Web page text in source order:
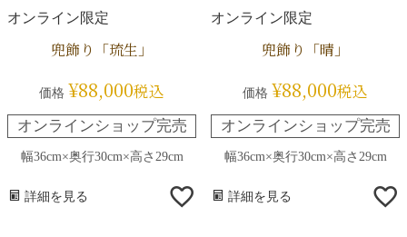
オンライン限定
兜飾り「琉生」
価格 ¥88,000税込
オンラインショップ完売
幅36cm×奥行30cm×高さ29cm
詳細を見る
オンライン限定
兜飾り「晴」
価格 ¥88,000税込
オンラインショップ完売
幅36cm×奥行30cm×高さ29cm
詳細を見る